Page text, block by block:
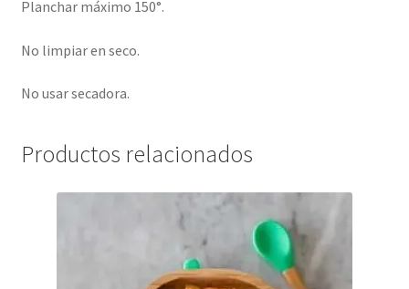
Planchar máximo 150°.
No limpiar en seco.
No usar secadora.
Productos relacionados